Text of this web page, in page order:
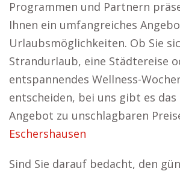
Programmen und Partnern
Ihnen ein umfangreiches
Urlaubsmöglichkeiten. Ob Sie
Strandurlaub, eine Städtereise
entspannendes Wellness-
entscheiden, bei uns gibt es das
Angebot zu unschlagbaren
Eschershausen
Sind Sie darauf bedacht, den